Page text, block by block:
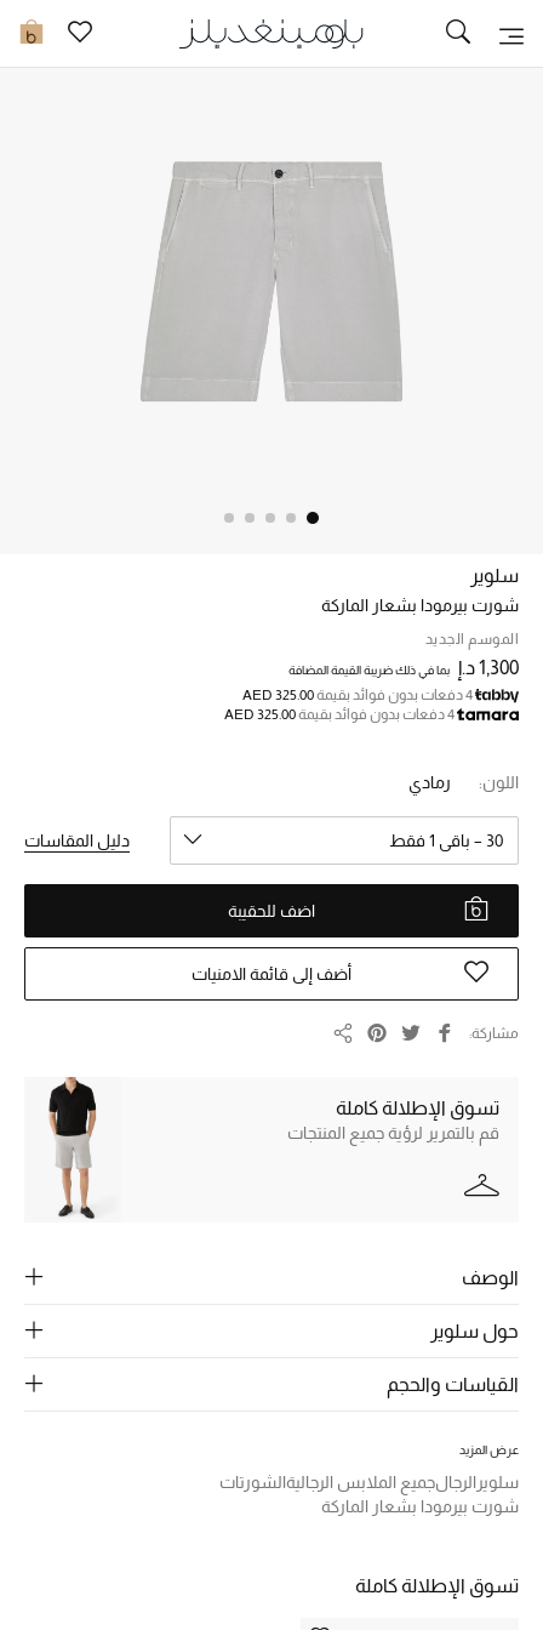
0 تخفيضات
مزيد من التخفيضات
خصم حتى 70%
تسوقوا الآن
ما وصلنا حديثاً
ما وصلنا حديثاً
الموسم الجديد
النساء
الحقائب النسائية
أحذية النسائية
الجمال
المجوهرات
نسوقوا أحدث ما وصلنا
عرض جميع المنتجات
سلوير
شورت بيرمودا بشعار الماركة
الموسم الجديد
1,300 د.إ بما في ذلك ضريبة القيمة المضافة
4 دفعات بدون فوائد بقيمة
AED 325.00
4 دفعات بدون فوائد بقيمة
AED 325.00
اللون: رمادي
30 – باقي 1 فقط دليل المقاسات
اضف للحقيبة
أضف إلى قائمة الامنيات
مشاركة
تسوق الإطلالة كاملة
قم بالتمرير لرؤية جميع المنتجات
الوصف
حول سلوير
القياسات والحجم
عرض المزيد
سلوير الرجالجميع الملابس الرجاليةالشورتات
شورت بيرمودا بشعار الماركة
تسوق الإطلالة كاملة